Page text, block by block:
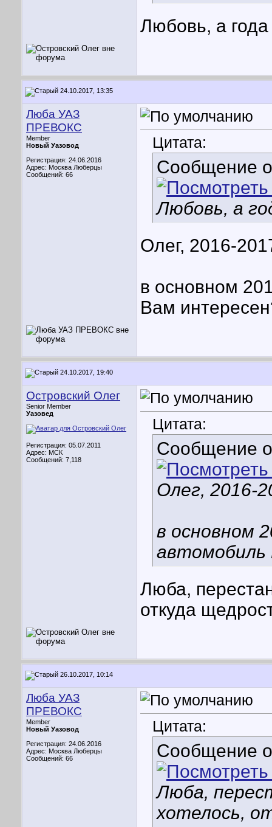
Любовь, а года
24.10.2017, 13:35
Люба УАЗ
ПРЕВОКС
Member
Новый Уазовод
Регистрация: 24.06.2016
Адрес: Москва Люберцы
Сообщений: 66
Цитата:
Сообщение
Любовь, а
Олег, 2016-
в основном
Вам
24.10.2017, 19:40
Островский Олег
Senior Member
Уазовед
Регистрация: 05.07.2011
Адрес: МСК
Сообщений: 7,118
Цитата:
Сообщение
Олег, 2016-
в основном
автомобиль
Люба,
откуда
26.10.2017, 10:14
Люба УАЗ
ПРЕВОКС
Member
Новый Уазовод
Регистрация: 24.06.2016
Адрес: Москва Люберцы
Сообщений: 66
Цитата:
Сообщение
Люба,
хотелось,